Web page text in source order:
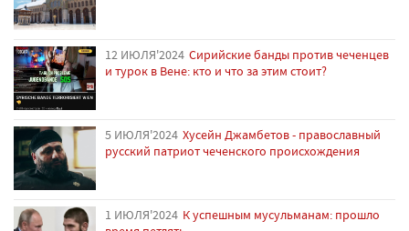
12 ИЮЛЯ'2024 Сирийские банды против чеченцев
и турок в Вене: кто и что за этим стоит?
5 ИЮЛЯ'2024 Хусейн Джамбетов - православный
русский патриот чеченского происхождения
1 ИЮЛЯ'2024 К успешным мусульманам: прошло